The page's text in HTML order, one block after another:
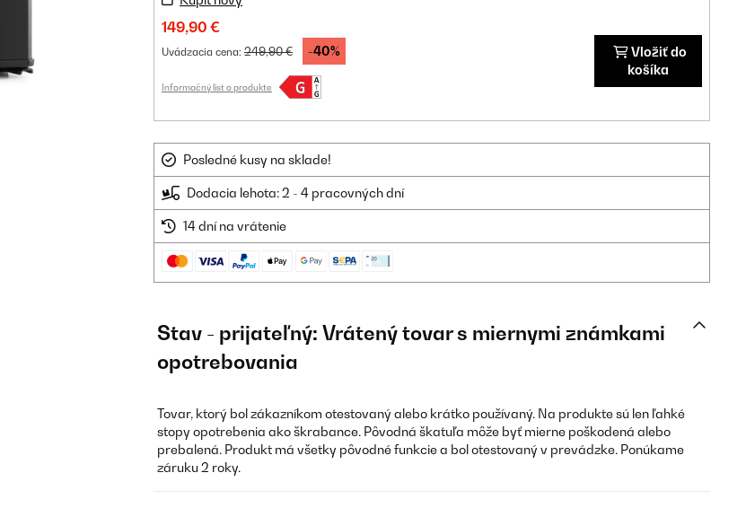
149,90 €
Uvádzacia cena: 249,90 € -40%
Informačný list o produkte
Vložiť do
košíka
Posledné kusy na sklade!
Dodacia lehota: 2 - 4 pracovných dní
14 dní na vrátenie
Stav - prijateľný: Vrátený tovar s miernymi známkami
opotrebovania
Tovar, ktorý bol zákazníkom otestovaný alebo krátko používaný. Na produkte sú len ľahké
stopy opotrebenia ako škrabance. Pôvodná škatuľa môže byť mierne poškodená alebo
prebalená. Produkt má všetky pôvodné funkcie a bol otestovaný v prevádzke. Ponúkame
záruku 2 roky.